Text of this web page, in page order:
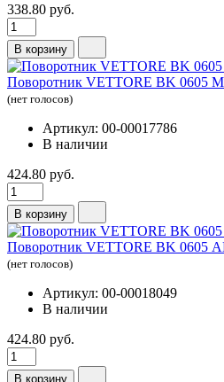
338.80 руб.
В корзину
Поворотник VETTORE BK 0605
(нет голосов)
Артикул: 00-00017786
В наличии
424.80 руб.
В корзину
Поворотник VETTORE BK 0605
(нет голосов)
Артикул: 00-00018049
В наличии
424.80 руб.
В корзину